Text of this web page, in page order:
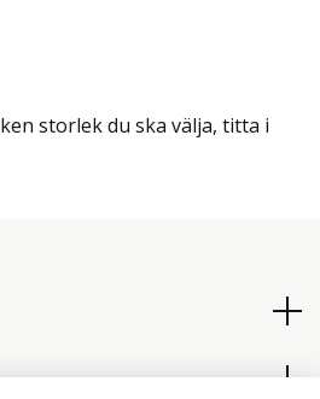
storlek du ska välja, titta i